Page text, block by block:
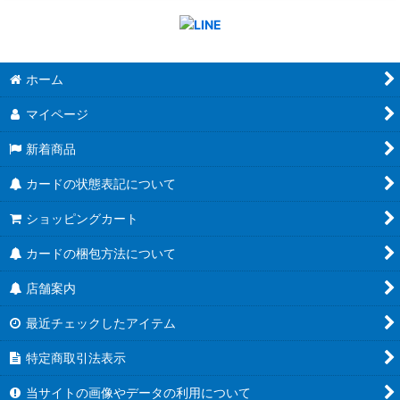
ホーム
マイページ
新着商品
カードの状態表記について
ショッピングカート
カードの梱包方法について
店舗案内
最近チェックしたアイテム
特定商取引法表示
当サイトの画像やデータの利用について